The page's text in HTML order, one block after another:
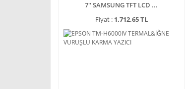
7'' SAMSUNG TFT LCD ...
Fiyat : 1.712,65 TL